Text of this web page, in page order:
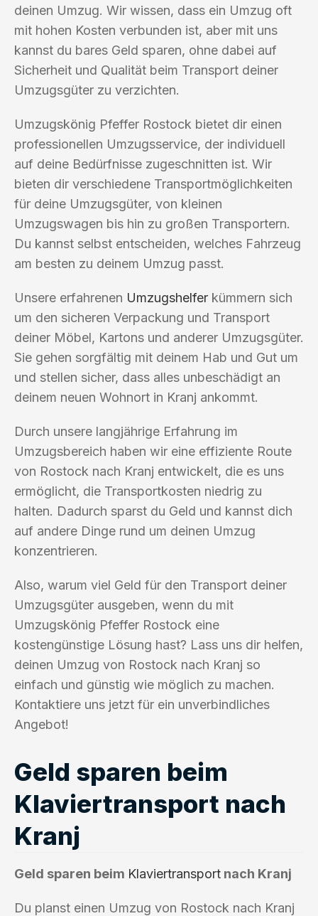
deinen Umzug. Wir wissen, dass ein Umzug oft
mit hohen Kosten verbunden ist, aber mit uns
kannst du bares Geld sparen, ohne dabei auf
Sicherheit und Qualität beim Transport deiner
Umzugsgüter zu verzichten.
Umzugskönig Pfeffer Rostock bietet dir einen
professionellen Umzugsservice, der individuell
auf deine Bedürfnisse zugeschnitten ist. Wir
bieten dir verschiedene Transportmöglichkeiten
für deine Umzugsgüter, von kleinen
Umzugswagen bis hin zu großen Transportern.
Du kannst selbst entscheiden, welches Fahrzeug
am besten zu deinem Umzug passt.
Unsere erfahrenen Umzugshelfer kümmern sich
um den sicheren Verpackung und Transport
deiner Möbel, Kartons und anderer Umzugsgüter.
Sie gehen sorgfältig mit deinem Hab und Gut um
und stellen sicher, dass alles unbeschädigt an
deinem neuen Wohnort in Kranj ankommt.
Durch unsere langjährige Erfahrung im
Umzugsbereich haben wir eine effiziente Route
von Rostock nach Kranj entwickelt, die es uns
ermöglicht, die Transportkosten niedrig zu
halten. Dadurch sparst du Geld und kannst dich
auf andere Dinge rund um deinen Umzug
konzentrieren.
Also, warum viel Geld für den Transport deiner
Umzugsgüter ausgeben, wenn du mit
Umzugskönig Pfeffer Rostock eine
kostengünstige Lösung hast? Lass uns dir helfen,
deinen Umzug von Rostock nach Kranj so
einfach und günstig wie möglich zu machen.
Kontaktiere uns jetzt für ein unverbindliches
Angebot!
Geld sparen beim
Klaviertransport nach
Kranj
Geld sparen beim Klaviertransport nach Kranj
Du planst einen Umzug von Rostock nach Kranj